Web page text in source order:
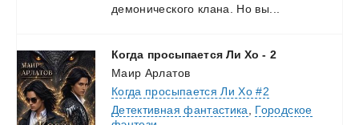
демонического клана. Но вы...
Когда просыпается Ли Хо - 2
Маир Арлатов
Когда просыпается Ли Хо #2
Детективная фантастика
Городское